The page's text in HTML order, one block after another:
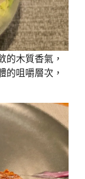
的木質香氣，
的咀嚼層次，